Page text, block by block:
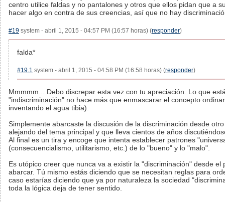
centro utilice faldas y no pantalones y otros que ellos pidan que a
hacer algo en contra de sus creencias, así que no hay
#19 system - abril 1, 2015 - 04:57 PM (16:57 horas) (responder)
falda*
#19.1 system - abril 1, 2015 - 04:58 PM (16:58 horas) (responder)
Mmmmm... Debo discrepar esta vez con tu apreciación. Lo que
"indiscriminación" no hace más que enmascarar el concepto
inventando el agua tibia).
Simplemente abarcaste la discusión de la discriminación desde
alejando del tema principal y que lleva cientos de años
Al final es un tira y encoge que intenta establecer patrones
(consecuencialismo, utilitarismo, etc.) de lo "bueno" y lo "malo".
Es utópico creer que nunca va a existir la "discriminación" desde el
abarcar. Tú mismo estás diciendo que se necesitan reglas para
caso estarías diciendo que ya por naturaleza la sociedad
toda la lógica deja de tener sentido.